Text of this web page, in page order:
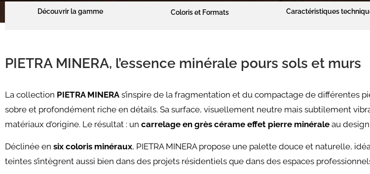
Découvrir la gamme Coloris et Formats Caractéristiques
PIETRA MINERA, l’essence minérale pours sols et murs
La collection PIETRA MINERA s’inspire de la fragmentation et du compactage de différentes
sobre et profondément riche en détails. Sa surface, visuellement neutre mais subtilement
matériaux d’origine. Le résultat : un carrelage en grès cérame effet pierre minérale au
Déclinée en six coloris minéraux, PIETRA MINERA propose une palette douce et naturelle,
teintes s’intègrent aussi bien dans des projets résidentiels que dans des espaces